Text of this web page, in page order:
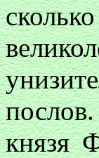
князя